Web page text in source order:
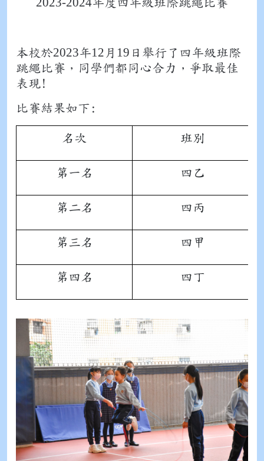
年度四年級班際跳繩比賽
本校於2023年12 月 19 日舉行了四年級班際
跳繩比賽，同學們都同心合力，爭取最佳
表現!
比賽結果如下:
名次 班別
第一名 四乙
第二名 四丙
第三名 四甲
第四名 四丁